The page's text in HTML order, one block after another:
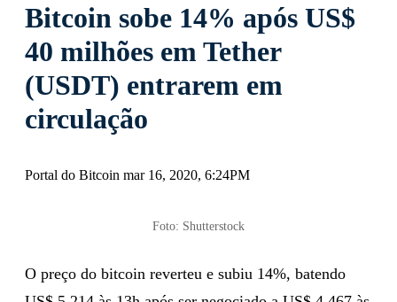
Bitcoin sobe 14% após US$
40 milhões em Tether
(USDT) entrarem em
circulação
Portal do Bitcoin mar 16, 2020, 6:24PM
Foto: Shutterstock
O preço do bitcoin reverteu e subiu 14%, batendo